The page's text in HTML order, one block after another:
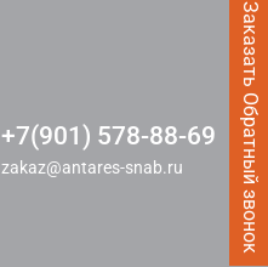
Заказать Обратный звонок
+7(901) 578-88-69
zakaz@antares-snab.ru